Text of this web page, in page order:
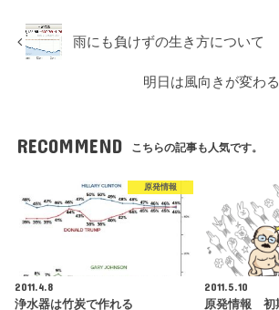
雨にも負けずの生き方について
明日は風向きが変わ
RECOMMEND こちらの記事も人気です。
原発情報
2011.4.8
浄水器は竹炭で作れる
2011.5.10
原発情報 初